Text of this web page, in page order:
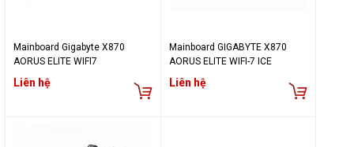
Mainboard Gigabyte X870
AORUS ELITE WIFI7
Liên hệ
Mainboard GIGABYTE X870
AORUS ELITE WIFI-7 ICE
Liên hệ